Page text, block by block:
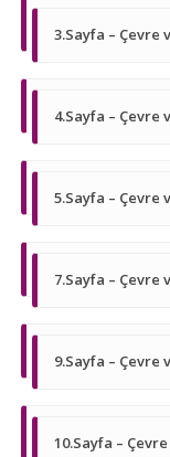
3.Sayfa – Çevre
4.Sayfa – Çevre
5.Sayfa – Çevre
7.Sayfa – Çevre
9.Sayfa – Çevre
10.Sayfa –